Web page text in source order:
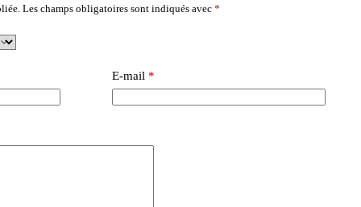
Les champs obligatoires sont indiqués avec *
E-mail *